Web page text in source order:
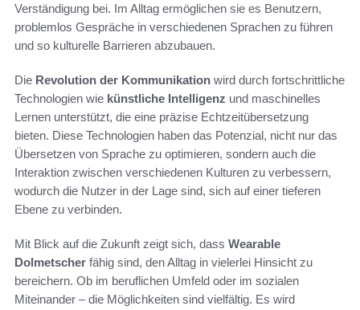
Verständigung bei. Im Alltag ermöglichen sie es Benutzern,
problemlos Gespräche in verschiedenen Sprachen zu führen
und so kulturelle Barrieren abzubauen.
Die Revolution der Kommunikation wird durch fortschrittliche
Technologien wie künstliche Intelligenz und maschinelles
Lernen unterstützt, die eine präzise Echtzeitübersetzung
bieten. Diese Technologien haben das Potenzial, nicht nur das
Übersetzen von Sprache zu optimieren, sondern auch die
Interaktion zwischen verschiedenen Kulturen zu verbessern,
wodurch die Nutzer in der Lage sind, sich auf einer tieferen
Ebene zu verbinden.
Mit Blick auf die Zukunft zeigt sich, dass Wearable
Dolmetscher fähig sind, den Alltag in vielerlei Hinsicht zu
bereichern. Ob im beruflichen Umfeld oder im sozialen
Miteinander – die Möglichkeiten sind vielfältig. Es wird